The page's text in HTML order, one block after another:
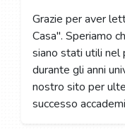
Grazie per aver
Casa". Speriamo
siano stati utili nel
durante gli anni
nostro sito per
successo